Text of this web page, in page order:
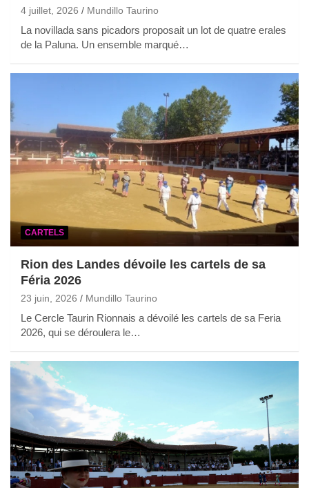
4 juillet, 2026 Mundillo Taurino
La novillada sans picadors proposait un lot de quatre erales
de la Paluna. Un ensemble marqué…
CARTELS
Rion des Landes dévoile les cartels de sa
Féria 2026
23 juin, 2026 Mundillo Taurino
Le Cercle Taurin Rionnais a dévoilé les cartels de sa Feria
2026, qui se déroulera le…